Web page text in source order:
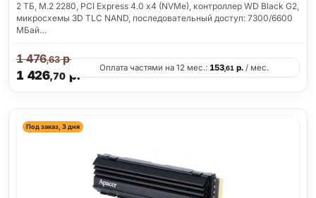
2 ТБ, M.2 2280, PCI Express 4.0 x4 (NVMe), контроллер WD Black G2,
микросхемы 3D TLC NAND, последовательный доступ: 7300/6600
МБай…
1 426,70 р.
1 476,63р.
Оплата частями на 12 мес.: 153,61р./ мес.
Под заказ, 3 дня